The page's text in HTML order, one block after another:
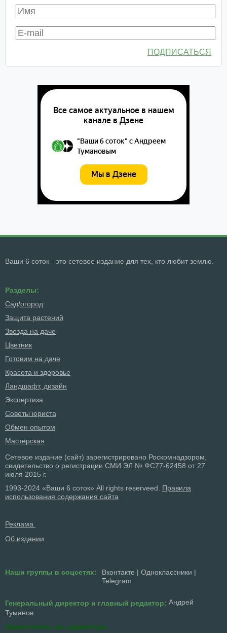
ПОДПИСАТЬСЯ
Ваши 6 соток - это сетевое издание для тех, кто любит землю.
Разделы:
Сад/огород
Защита растений
Звезда на даче
Цветник
Готовим на даче
Красота и здоровье
Ландшафт, дизайн
Экспертиза
Советы юриста
Обмен опытом
Мастерская
Сетевое издание (сайт) зарегистрировано Роскомнадзором,
свидетельство о регистрации СМИ ЭЛ № ФС77-62458 от 27
июля 2015 г.
1993-2024 «Ваши 6 соток» All rights reserveed. Правила
использования содержания сайта
Реклама
Об издании
Наши группы в соцсетях: Вконтакте | Одноклассники |
Telegram
Генеральный директор и главный редактор: Андрей
Туманов
Заместитель ген. директора